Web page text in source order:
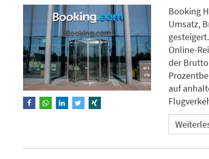
Booking
Umsatz,
Online-
der
auf